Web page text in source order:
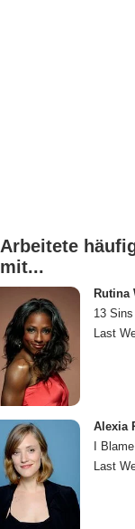
Arbeitete
mit...
Rutina
13 Sins
Last
Alexia
I
Last